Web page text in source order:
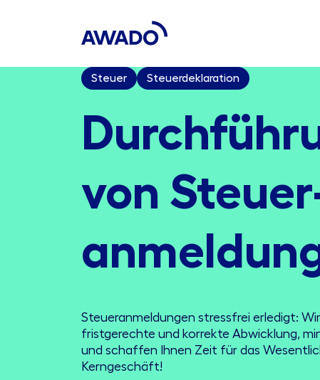
Steuer Steuerdeklaration
von
Steueranmeldungen stressfrei erledigt:
fristgerechte und korrekte Abwicklung,
und schaffen Ihnen Zeit für das
Kerngeschäft!